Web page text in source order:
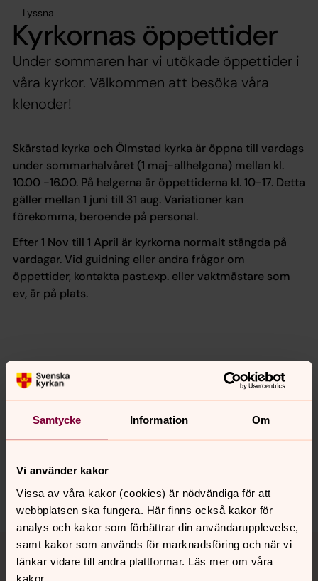
Samtycke Information Om
Vi använder kakor
Vissa av våra kakor (cookies) är nödvändiga för att
webbplatsen ska fungera. Här finns också kakor för
analys och kakor som förbättrar din användarupplevelse,
samt kakor som används för marknadsföring och när vi
länkar vidare till andra plattformar. Läs mer om våra
kakor.
Lyssna
Kyrkornas öppettider
Under sommaren har vi utökade öppettider i
våra kyrkor. Välkommen att besöka våra
klenoder!
Skärstad kyrka och Ölmstad kyrka är öppna till vardags
under sommarhalvåret (1 maj-allhelgona) mellan kl.
10.00 -16.00. På helgerna är öppettiderna kl. 10-17. Detta
gäller mellan 1 juni till 31 aug. Variationer kan
förekomma, beroende på personal.
Efter 1 Nov till 1 April är kyrkorna normalt stängda på
vardagar. Vid guidning eller andra frågor om
öppettider, kontakta past.exp. eller vaktmästare som
ev, är på plats.
Senast ändrad 10 mars 2026
Synpunkter eller frågor på sidans
innehåll?
skarstad-olmstads.forsamling@svenskakyrkan.se
Dela
Tillbaka till toppen
Tillbaka till innehållet